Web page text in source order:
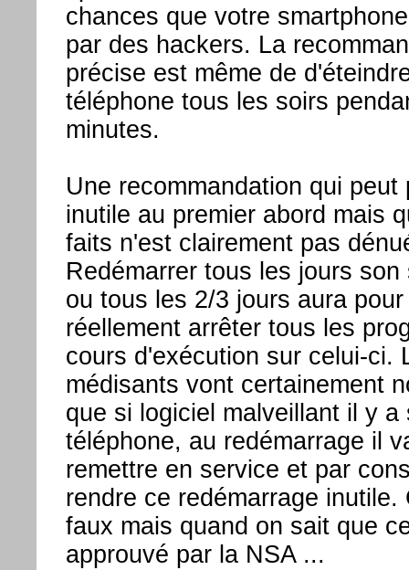
chances que votre
par des hackers. La
précise est même de
téléphone tous les soirs
minutes.
Une recommandation qui peut
inutile au premier abord mais
faits n'est clairement pas
Redémarrer tous les jours son
ou tous les 2/3 jours aura
réellement arrêter tous les
cours d'exécution sur celui-ci.
médisants vont certainement
que si logiciel malveillant il y a
téléphone, au redémarrage il
remettre en service et par
rendre ce redémarrage inutile.
faux mais quand on sait que
approuvé par la NSA ...